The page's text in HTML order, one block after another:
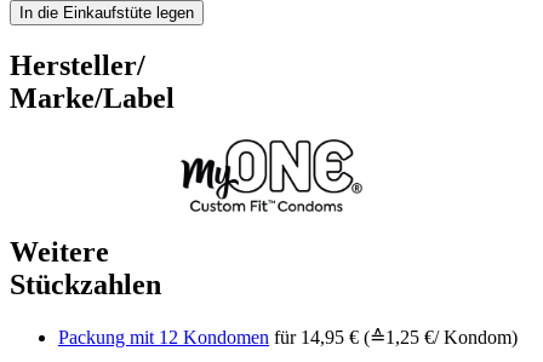
In die Einkaufstüte legen
Hersteller/
Marke/Label
Weitere
Stückzahlen
Packung mit 12 Kondomen für 14,95 € (≙1,25 €/ Kondom)